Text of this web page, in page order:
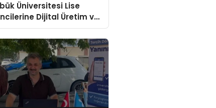
Üniversitesi Lise
Dijital Üretim ve
Zeka Eğitimi Veriyor